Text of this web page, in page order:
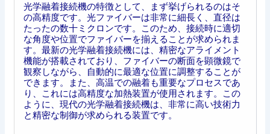
光学融着接続機の特徴として、まず挙げられるのはそ
の高精度です。光ファイバーは非常に細長く、直径は
たったの数十ミクロンです。このため、接続時に適切
な角度や位置でファイバーを揃えることが求められま
す。最新の光学融着接続機には、精密なアライメント
機能が搭載されており、ファイバーの断面を顕微鏡で
観察しながら、自動的に最適な位置に調整することが
できます。また、高温での融着も重要なプロセスであ
り、これには高精度な加熱装置が使用されます。この
ように、現代の光学融着接続機は、非常に高い技術力
と精密な制御が求められる装置です。